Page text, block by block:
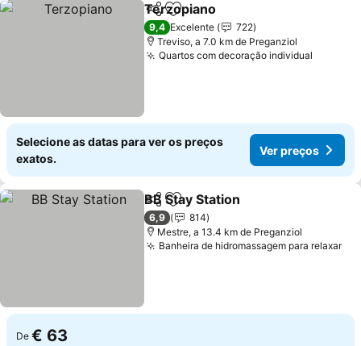
PartilharAdicionar aos favoritos
Terzopiano
9,4 Excelente
722
Treviso, a 7.0 km de Preganziol
Quartos com decoração individual
Selecione as datas para ver os preços
exatos.
Ver preços
PartilharAdicionar aos favoritos
BB Stay Station
6,9
814
Mestre, a 13.4 km de Preganziol
Banheira de hidromassagem para relaxar
De € 63